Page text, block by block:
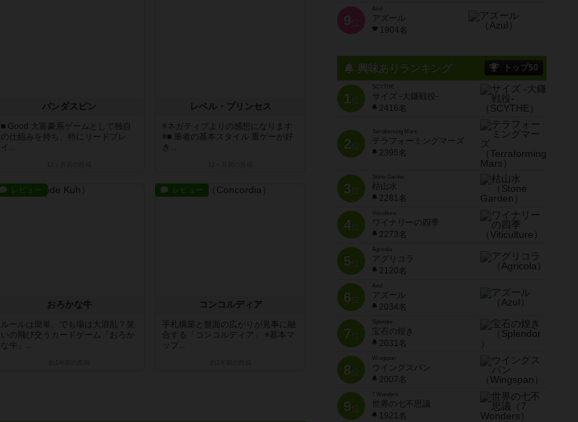
パンダスピン
■ Good 大富豪系ゲームとして独自
の仕組みを持ち、特にリードプレ
イ...
レベル・プリンセス
※ネガティブよりの感想になります
※■ 筆者の基本スタイル 重ゲーが好
き...
レビュー
おろかな牛
ルールは簡単、でも場は大混乱？笑
いの飛び交うカードゲーム「おろか
な牛」...
レビュー
コンコルディア
手札構築と盤面の広がりが見事に融
合する「コンコルディア」 ※基本マ
ップ...
9 位
Azul
アズール
1904名
興味ありランキング トップ50
1位
SCYTHE
サイズ -大鎌戦役-
2416名
2位
Terraforming Mars
テラフォーミングマーズ
2395名
3位
Stone Garden
枯山水
2281名
4位
Viticulture
ワイナリーの四季
2273名
5位
Agricola
アグリコラ
2120名
6位
Azul
アズール
2034名
7位
宝石の煌き
2031名
8位
Wingspan
ウイングスパン
2007名
9位
7 Wonders
世界の七不思議
1921名